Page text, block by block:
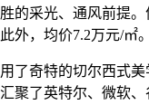
的采光、通风前提。
外，均价7.2万元/㎡。
奇特的切尔西式美
聚了英特尔、微软